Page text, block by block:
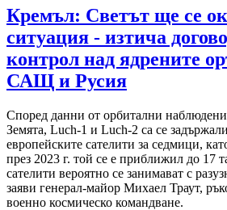
Кремъл: Светът ще се
ситуация - изтича
контрол над ядрените
САЩ и Русия
Според данни от орбитални
Земята, Luch-1 и Luch-2 са се
европейските сателити за седмици,
през 2023 г. той се е приближил до 17
сателити вероятно се занимават с
заяви генерал-майор Михаел Траут,
военно космическо командване.